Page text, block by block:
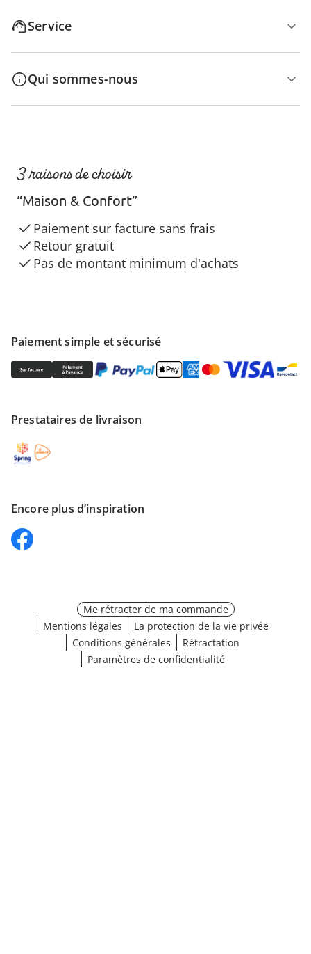
Service
Qui sommes-nous
Paiement simple et sécurisé
Prestataires de livraison
Encore plus d’inspiration
3 raisons de choisir
“Maison & Confort”
Paiement sur facture sans frais
Retour gratuit
Pas de montant minimum d'achats
Me rétracter de ma commande
Mentions légales
La protection de la vie privée
Conditions générales
Rétractation
Paramètres de confidentialité